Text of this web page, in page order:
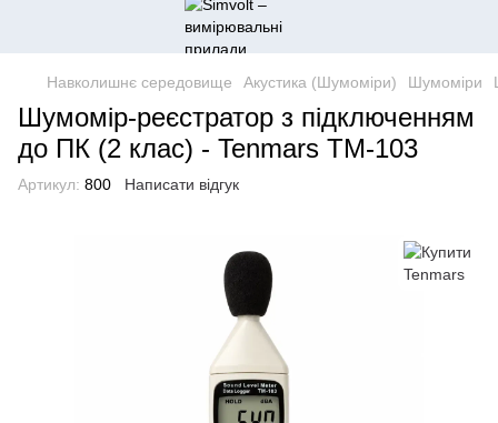
Навколишнє середовище Акустика (Шумоміри) Шумоміри
Шумомір-реєстратор з підключенням
до ПК (2 клас) - Tenmars TM-103
Артикул: 800 Написати відгук